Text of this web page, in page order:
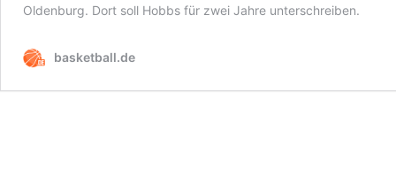
Oldenburg. Dort soll Hobbs für zwei Jahre unterschreiben.
basketball.de